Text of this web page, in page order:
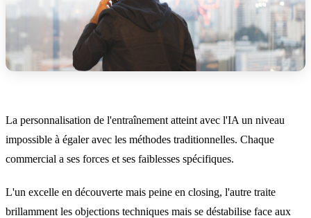
La personnalisation de l'entraînement atteint avec l'IA un niveau
impossible à égaler avec les méthodes traditionnelles. Chaque
commercial a ses forces et ses faiblesses spécifiques.
L'un excelle en découverte mais peine en closing, l'autre traite
brillamment les objections techniques mais se déstabilise face aux